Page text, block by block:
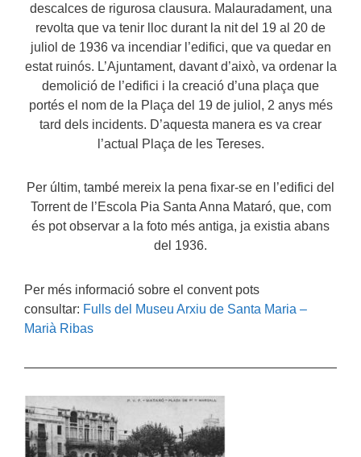
descalces de rigurosa clausura. Malauradament, una
revolta que va tenir lloc durant la nit del 19 al 20 de
juliol de 1936 va incendiar l’edifici, que va quedar en
estat ruinós. L’Ajuntament, davant d’això, va ordenar la
demolició de l’edifici i la creació d’una plaça que
portés el nom de la Plaça del 19 de juliol, 2 anys més
tard dels incidents. D’aquesta manera es va crear
l’actual Plaça de les Tereses.
Per últim, també mereix la pena fixar-se en l’edifici del
Torrent de l’Escola Pia Santa Anna Mataró, que, com
és pot observar a la foto més antiga, ja existia abans
del 1936.
Per més informació sobre el convent pots
consultar: Fulls del Museu Arxiu de Santa Maria –
Marià Ribas